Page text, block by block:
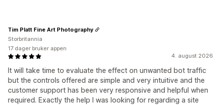
4. august 2026
It will take time to evaluate the effect on unwanted bot traffic
but the controls offered are simple and very intuitive and the
customer support has been very responsive and helpful when
required. Exactly the help I was looking for regarding a site
Tim Platt Fine Art Photography
Storbritannia
17 dager bruker appen